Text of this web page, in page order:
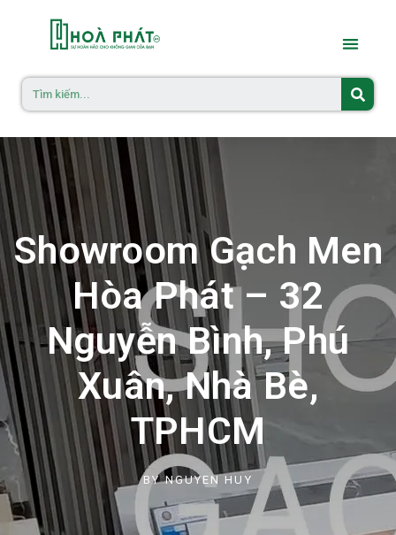
Showroom Gạch Men
Hòa Phát – 32
Nguyễn Bình, Phú
Xuân, Nhà Bè,
TPHCM
BYNGUYEN HUY